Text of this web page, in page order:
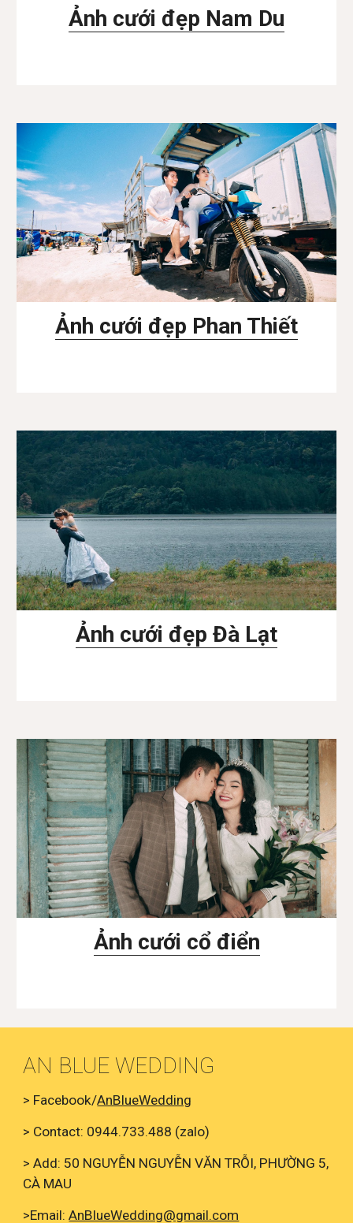
Ảnh cưới đẹp Nam Du
Ảnh cưới đẹp Phan Thiết
Ảnh cưới đẹp Đà Lạt
Ảnh cưới cổ điển
AN BLUE WEDDING
> Facebook/AnBlueWedding
> Contact: 0944.733.488 (zalo)
> Add: 50 NGUYỄN NGUYỄN VĂN TRỖI, PHƯỜNG 5,
CÀ MAU
>Email:AnBlueWedding@gmail.com